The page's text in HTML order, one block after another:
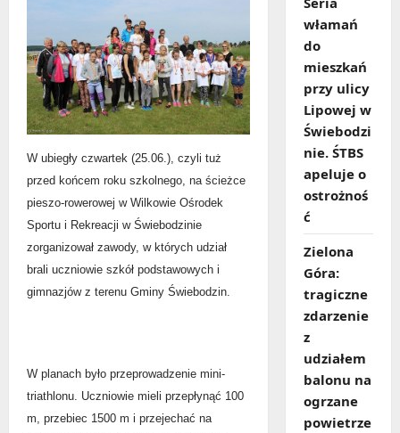
W ubiegły czwartek (25.06.), czyli tuż
przed końcem roku szkolnego, na ścieżce
pieszo-rowerowej w Wilkowie Ośrodek
Sportu i Rekreacji w Świebodzinie
zorganizował zawody, w których udział
brali uczniowie szkół podstawowych i
gimnazjów z terenu Gminy Świebodzin.
W planach było przeprowadzenie mini-
triathlonu. Uczniowie mieli przepłynąć 100
m, przebiec 1500 m i przejechać na
włamań
do
mieszkań
przy ulicy
Lipowej w
Świebodzi
nie. ŚTBS
apeluje o
ostrożnoś
ć
Zielona
Góra:
tragiczne
zdarzenie
z
udziałem
balonu na
ogrzane
powietrze